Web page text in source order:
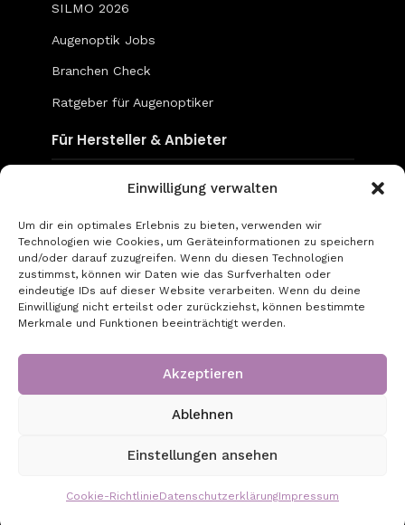
Einwilligung verwalten
Um dir ein optimales Erlebnis zu bieten, verwenden wir
Technologien wie Cookies, um Geräteinformationen zu speichern
und/oder darauf zuzugreifen. Wenn du diesen Technologien
zustimmst, können wir Daten wie das Surfverhalten oder
eindeutige IDs auf dieser Website verarbeiten. Wenn du deine
Einwilligung nicht erteilst oder zurückziehst, können bestimmte
Merkmale und Funktionen beeinträchtigt werden.
Akzeptieren
Ablehnen
Einstellungen ansehen
Cookie-RichtlinieDatenschutzerklärungImpressum
SILMO 2026
Augenoptik Jobs
Branchen Check
Ratgeber für Augenoptiker
Für Hersteller & Anbieter
Content & Social Media
go-to-optic.de
Über uns
Kontakt
Datenschutz
Copyright © 2026 - Created by GT Digital UG
9 August, 2026